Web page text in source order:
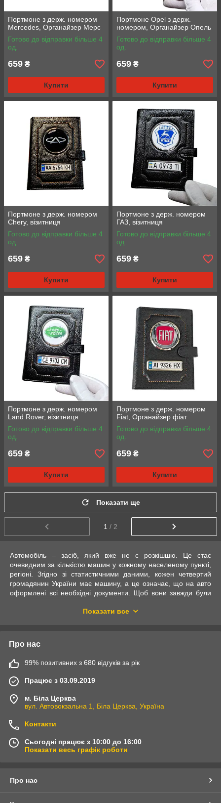
Портмоне з держ. номером
Mercedes, Органайзер Мерс
Готово до відправки більше 4
од.
659 ₴
Купити
Портмоне Opel з держ.
номером, Органайзер Опель
Готово до відправки більше 4
од.
659 ₴
Купити
Портмоне з держ. номером
Chery, візитниця
Готово до відправки більше 4
од.
659 ₴
Купити
Портмоне з держ. номером
ГАЗ, візитниця
Готово до відправки більше 4
од.
659 ₴
Купити
Портмоне з держ. номером
Land Rover, візитниця
Готово до відправки більше 4
од.
659 ₴
Купити
Портмоне з держ. номером
Fiat, Органайзер фіат
Готово до відправки більше 4
од.
659 ₴
Купити
Показати ще
1 / 2
Автомобіль – засіб, який вже не є розкішшю. Це стає
очевидним за кількістю машин у кожному населеному пункті,
регіоні. Згідно зі статистичними даними, кожен четвертий
громадянин України має машину, а це означає, що на авто
оформлені всі необхідні документи. Щоб вони завжди були
яке компактно розмістить все важливе, збереже в цілісності.
посвідчення водія, технічний паспорт, страховий поліс. Деякі
щоб убезпечити себе від зайвих витрат у несприятливих,
вже в електронному вигляді, поки найчастіше
використовуються пластикові та паперові варіанти. Оскільки
вони повинні знаходитися в машині, можливе затирання,
вплив вологи. Від цього добре захищає спеціальна
обкладинка на посвідчення водія
портмоне.
для документів
водія – наявність спеціальних прозорих
Показати все
Про нас
99% позитивних з 680 відгуків за рік
Працює з 03.09.2019
м. Біла Церква
вул. Автовокзальна 1, Біла Церква, Україна
Контакти
Сьогодні працює з 10:00 до 16:00
Показати весь графік роботи
Про нас